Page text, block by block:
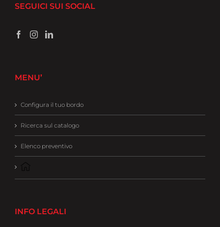
SEGUICI SUI SOCIAL
MENU’
Configura il tuo bordo
Ricerca sul catalogo
Elenco preventivo
INFO LEGALI